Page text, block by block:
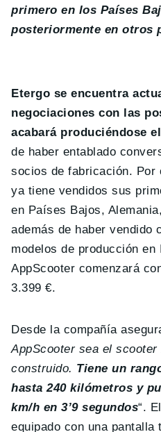
primero en los Países
posteriormente en otros
Etergo se encuentra
negociaciones con las
acabará produciéndose
de haber entablado
socios de fabricación. Por
ya tiene vendidos sus
en Países Bajos,
además de haber vendido
modelos de producción
AppScooter comenzará
3.399 €.
Desde la compañía
AppScooter sea el
construido. Tiene un
hasta 240 kilómetros y
km/h en 3’9 segundos“.
equipado con una